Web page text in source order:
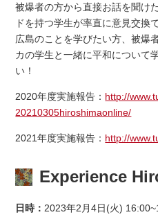
被爆者の方から直接お話を聞け
ドを持つ学生が率直に意見交換
広島のことを学びたい方、被爆
カの学生と一緒に平和について
い！
2020年度実施報告： http://
20210305hiroshimaonline/
2021年度実施報告： http://
Experience
日時： 2023年2月4日(火)